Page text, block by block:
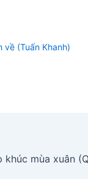
về (Tuấn Khanh)
khúc mùa xuân